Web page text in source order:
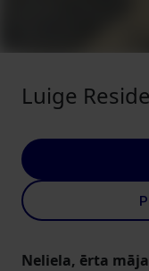
Luige
Neliela, ērta